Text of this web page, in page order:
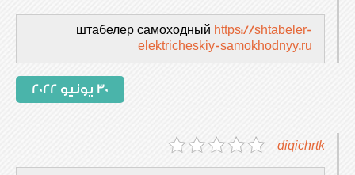
штабелер самоходный https://shtabeler-
elektricheskiy-samokhodnyy.ru
30 يونيو 2022
diqichrtk